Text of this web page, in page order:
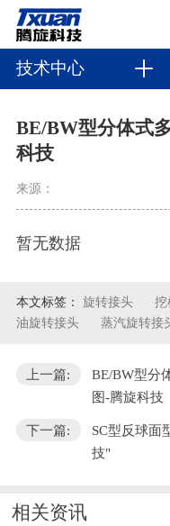
技术中心
BE/BW型分体式
科技
来源：
暂无数据
本文标签： 旋转接头 挖
油旋转接头
蒸汽旋转接
上一篇:
BE/BW型分
图-腾旋科技
下一篇:
SC型反球面
技"
相关资讯